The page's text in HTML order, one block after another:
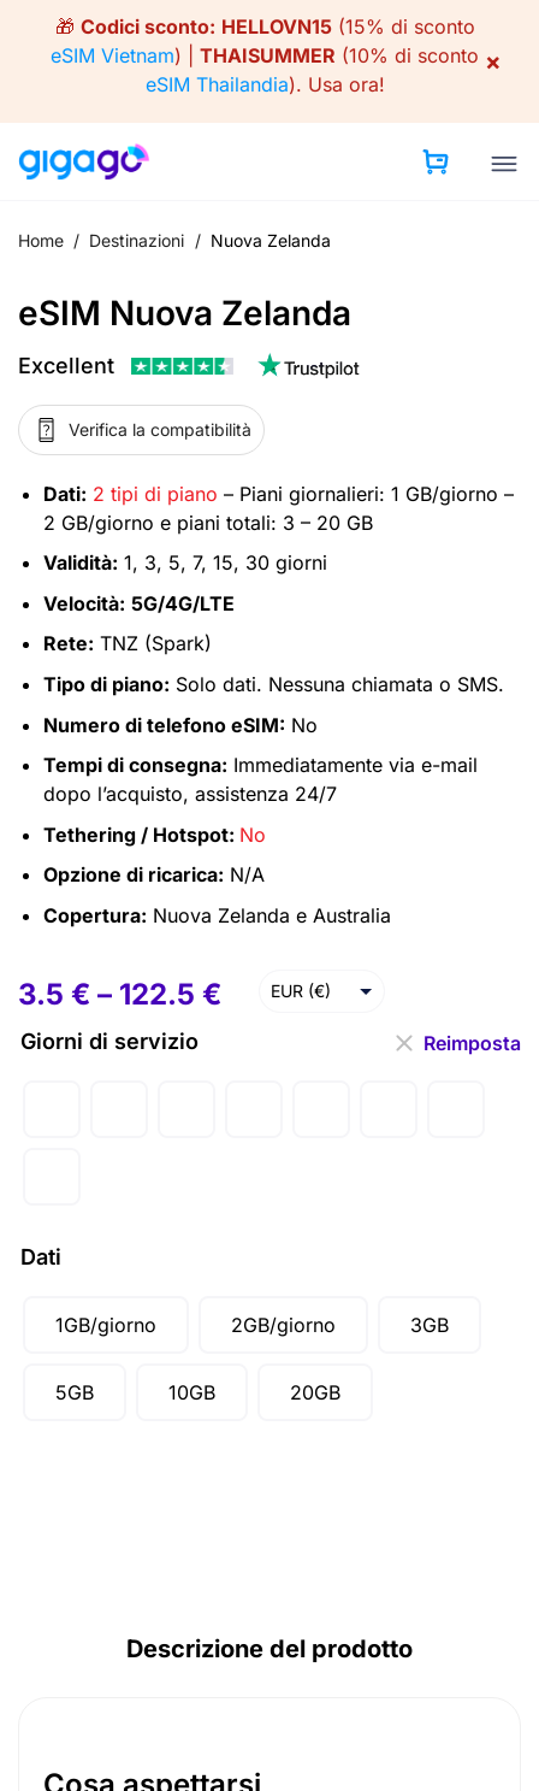
content
🎁 Codici sconto: HELLOVN15(15% di sconto
eSIM Vietnam) | THAISUMMER (10% di sconto
eSIM Thailandia). Usa ora!
×
Home / Destinazioni / Nuova Zelanda
eSIM Nuova Zelanda
Excellent
Verifica la compatibilità
Dati: 2 tipi di piano – Piani giornalieri: 1 GB/giorno –
2 GB/giorno e piani totali: 3 – 20 GB
Validità: 1, 3, 5, 7, 15, 30 giorni
Velocità: 5G/4G/LTE
Rete: TNZ (Spark)
Tipo di piano: Solo dati. Nessuna chiamata o SMS.
Numero di telefono eSIM: No
Tempi di consegna: Immediatamente via e-mail
dopo l’acquisto, assistenza 24/7
Tethering / Hotspot: No
Opzione di ricarica: N/A
Copertura: Nuova Zelanda e Australia
3.5 € – 122.5 € EUR (€)
Giorni di servizio
Dati
1GB/giorno 2GB/giorno 3GB
5GB 10GB 20GB
Reimposta
Descrizione del prodotto